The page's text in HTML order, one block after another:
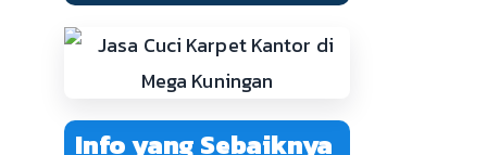
Info yang Sebaiknya